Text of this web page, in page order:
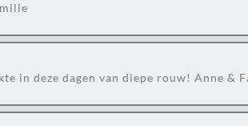
in deze dagen van diepe rouw! Anne &